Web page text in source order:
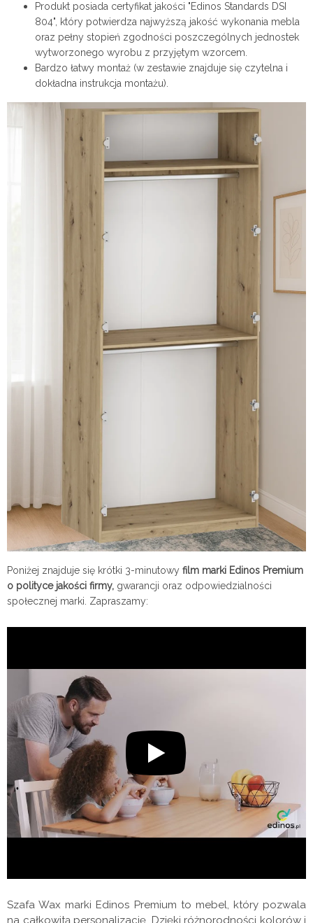
Produkt posiada certyfikat jakości "Edinos Standards DSI
804", który potwierdza najwyższą jakość wykonania mebla
oraz pełny stopień zgodności poszczególnych jednostek
wytworzonego wyrobu z przyjętym wzorcem.
Bardzo łatwy montaż (w zestawie znajduje się czytelna i
dokładna instrukcja montażu).
Poniżej znajduje się krótki 3-minutowy film marki Edinos Premium
o polityce jakości firmy, gwarancji oraz odpowiedzialności
społecznej marki. Zapraszamy:
Szafa Wax marki Edinos Premium to mebel, który pozwala
na całkowitą personalizację. Dzięki różnorodności kolorów i